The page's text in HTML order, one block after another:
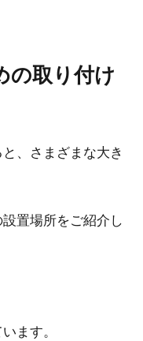
の取り付け
、さまざまな大き
置場所をご紹介し
ます。